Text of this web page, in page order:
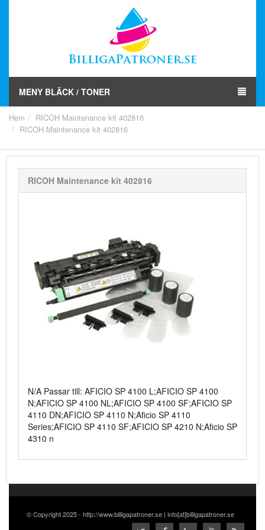
MENY BLÄCK / TONER
Hem
RICOH Maintenance kit 402816
RICOH Maintenance kit 402816
RICOH Maintenance kit 402816
N/A Passar till: AFICIO SP 4100 L;AFICIO SP 4100
N;AFICIO SP 4100 NL;AFICIO SP 4100 SF;AFICIO SP
4110 DN;AFICIO SP 4110 N;Aficio SP 4110
Series;AFICIO SP 4110 SF;AFICIO SP 4210 N;Aficio SP
4310 n
© Copyright 2025 - http://www.billigapatroner.se | info[at]billigapatroner.se